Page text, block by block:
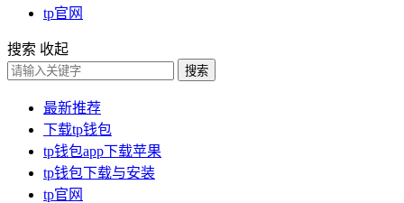
tp官网
搜索 收起
搜索
最新推荐
下载tp钱包
tp钱包app下载苹果
tp钱包下载与安装
tp官网